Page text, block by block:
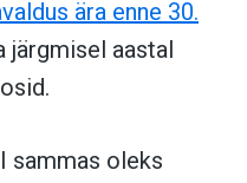
ära enne 30.
järgmisel aastal
sammas oleks